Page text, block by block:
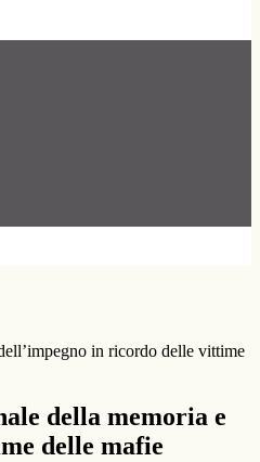
in ricordo delle vittime
della memoria e
delle mafie